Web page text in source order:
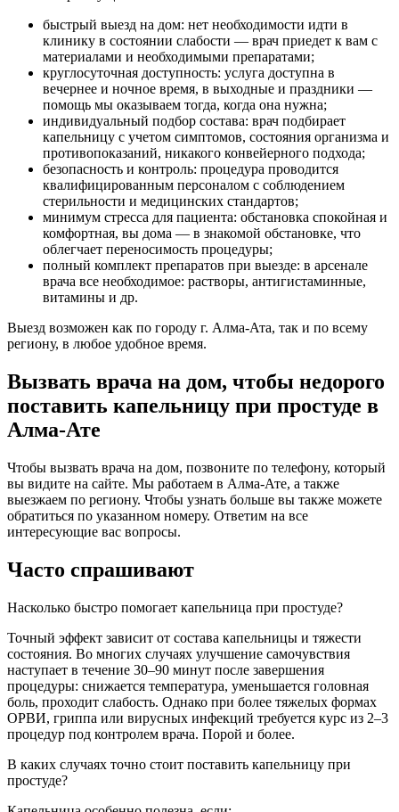
быстрый выезд на дом: нет необходимости идти в
клинику в состоянии слабости — врач приедет к вам с
материалами и необходимыми препаратами;
круглосуточная доступность: услуга доступна в
вечернее и ночное время, в выходные и праздники —
помощь мы оказываем тогда, когда она нужна;
индивидуальный подбор состава: врач подбирает
капельницу с учетом симптомов, состояния организма и
противопоказаний, никакого конвейерного подхода;
безопасность и контроль: процедура проводится
квалифицированным персоналом с соблюдением
стерильности и медицинских стандартов;
минимум стресса для пациента: обстановка спокойная и
комфортная, вы дома — в знакомой обстановке, что
облегчает переносимость процедуры;
полный комплект препаратов при выезде: в арсенале
врача все необходимое: растворы, антигистаминные,
витамины и др.
Выезд возможен как по городу г. Алма-Ата, так и по всему
региону, в любое удобное время.
Вызвать врача на дом, чтобы недорого
поставить капельницу при простуде в
Алма-Ате
Чтобы вызвать врача на дом, позвоните по телефону, который
вы видите на сайте. Мы работаем в Алма-Ате, а также
выезжаем по региону. Чтобы узнать больше вы также можете
обратиться по указанном номеру. Ответим на все
интересующие вас вопросы.
Часто спрашивают
Насколько быстро помогает капельница при простуде?
Точный эффект зависит от состава капельницы и тяжести
состояния. Во многих случаях улучшение самочувствия
наступает в течение 30–90 минут после завершения
процедуры: снижается температура, уменьшается головная
боль, проходит слабость. Однако при более тяжелых формах
ОРВИ, гриппа или вирусных инфекций требуется курс из 2–3
процедур под контролем врача. Порой и более.
В каких случаях точно стоит поставить капельницу при
простуде?